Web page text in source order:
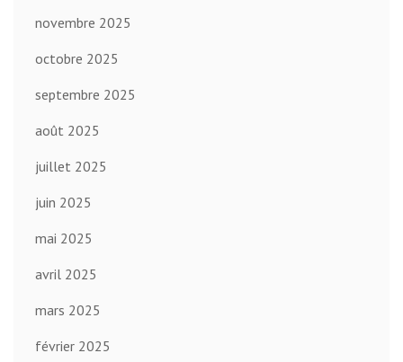
novembre 2025
octobre 2025
septembre 2025
août 2025
juillet 2025
juin 2025
mai 2025
avril 2025
mars 2025
février 2025